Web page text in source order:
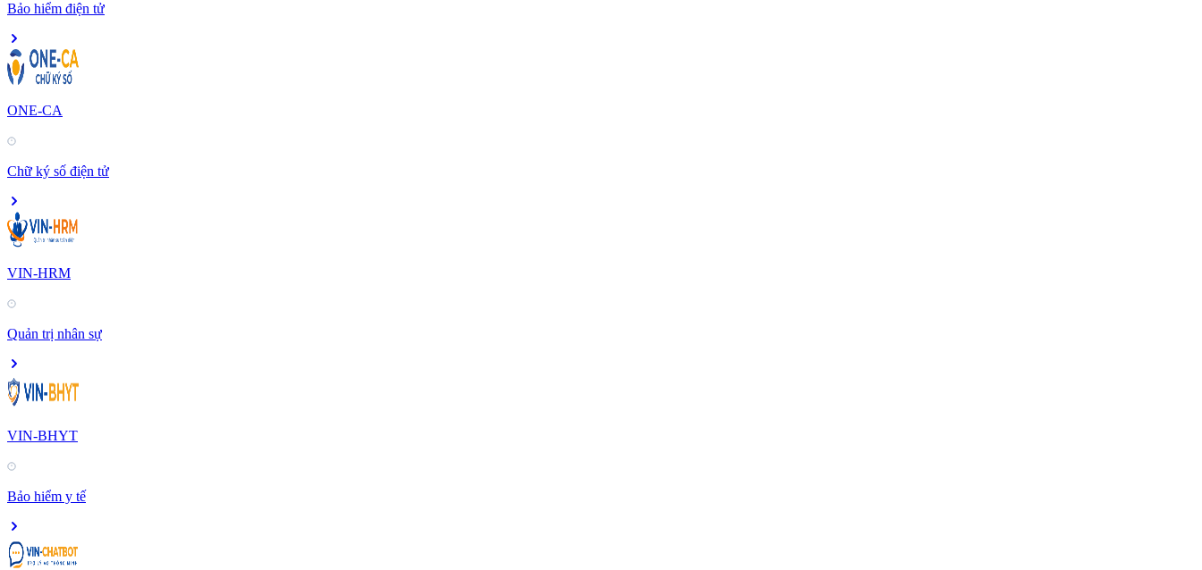
Bảo hiểm điện tử
ONE-CA
Chữ ký số điện tử
VIN-HRM
Quản trị nhân sự
VIN-BHYT
Bảo hiểm y tế